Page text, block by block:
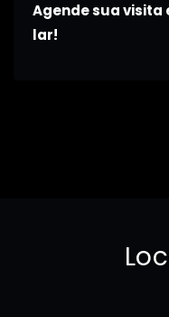
Agende sua visita
lar!